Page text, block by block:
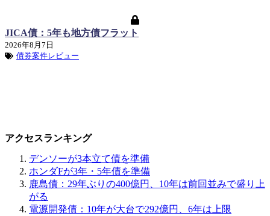
JICA債：5年も地方債フラット
2026年8月7日
債券案件レビュー
アクセスランキング
デンソーが3本立て債を準備
ホンダFが3年・5年債を準備
鹿島債：29年ぶりの400億円、10年は前回並みで盛り上
がる
電源開発債：10年が大台で292億円、6年は上限